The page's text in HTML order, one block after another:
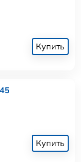
Купить
Купить